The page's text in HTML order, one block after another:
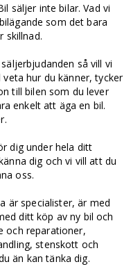
säljer inte bilar. Vad vi
som det bara
skillnad.
så vill vi
hur du känner, tycker
till bilen som du lever
enkelt att äga en bil.
dig under hela ditt
dig och vi vill att du
oss.
är specialister, är med
ditt köp av ny bil och
och reparationer,
stenskott och
än kan tänka dig.